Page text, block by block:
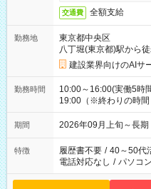
交通費 全額支給
勤務地
東京都中央区
八丁堀(東京都)駅から
建設業界向けのAIサ
勤務時間
10:00～16:00(実働5
19:00（※終わりの時間
期間 2026年09月上旬～長
特徴 履歴書不要 / 40～50代
電話対応なし / パソコ